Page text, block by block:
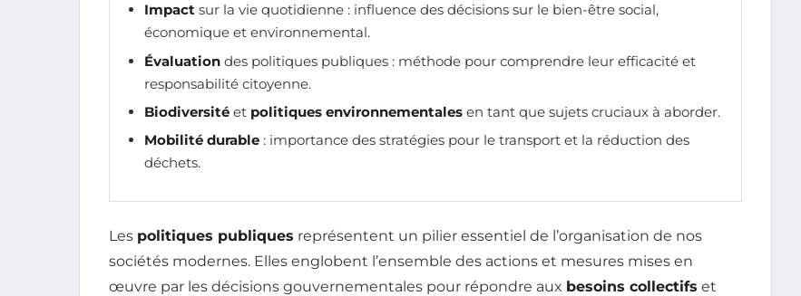
Impact sur la vie quotidienne : influence des décisions sur le bien-être social,
économique et environnemental.
Évaluation des politiques publiques : méthode pour comprendre leur efficacité et
responsabilité citoyenne.
Biodiversité et politiques environnementales en tant que sujets cruciaux à aborder.
Mobilité durable : importance des stratégies pour le transport et la réduction des
déchets.
Les politiques publiques représentent un pilier essentiel de l’organisation de nos
sociétés modernes. Elles englobent l’ensemble des actions et mesures mises en
œuvre par les décisions gouvernementales pour répondre aux besoins collectifs et